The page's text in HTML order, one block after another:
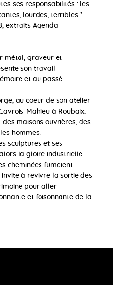
ses responsabilités : les
lourdes, terribles."
extraits Agenda
métal, graveur et
son travail
et au passé
au coeur de son atelier
Mahieu à Roubaix,
maisons ouvrières, des
hommes.
sculptures et ses
la gloire industrielle
cheminées fumaient
invite à revivre la sortie des
pour aller
et foisonnante de la